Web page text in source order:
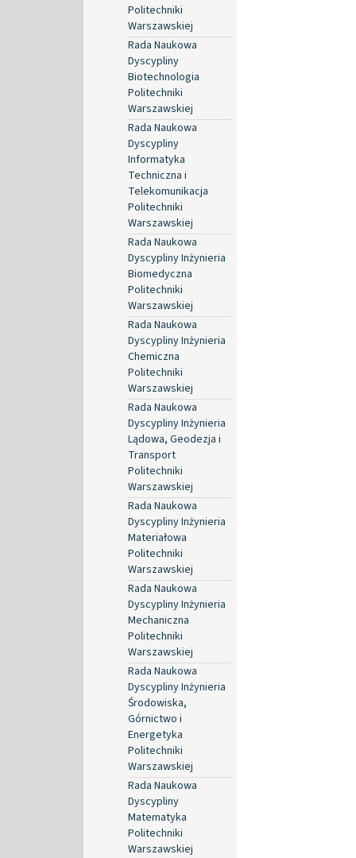
Politechniki
Warszawskiej
Rada Naukowa
Dyscypliny
Biotechnologia
Politechniki
Warszawskiej
Rada Naukowa
Dyscypliny
Informatyka
Techniczna i
Telekomunikacja
Politechniki
Warszawskiej
Rada Naukowa
Dyscypliny Inżynieria
Biomedyczna
Politechniki
Warszawskiej
Rada Naukowa
Dyscypliny Inżynieria
Chemiczna
Politechniki
Warszawskiej
Rada Naukowa
Dyscypliny Inżynieria
Lądowa, Geodezja i
Transport
Politechniki
Warszawskiej
Rada Naukowa
Dyscypliny Inżynieria
Materiałowa
Politechniki
Warszawskiej
Rada Naukowa
Dyscypliny Inżynieria
Mechaniczna
Politechniki
Warszawskiej
Rada Naukowa
Dyscypliny Inżynieria
Środowiska,
Górnictwo i
Energetyka
Politechniki
Warszawskiej
Rada Naukowa
Dyscypliny
Matematyka
Politechniki
Warszawskiej